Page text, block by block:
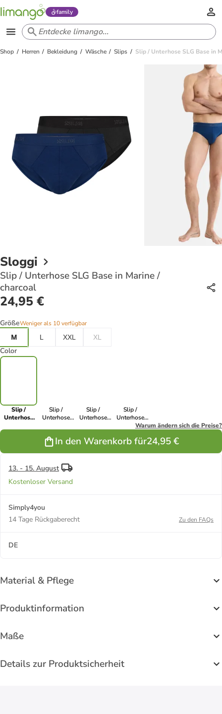
family
Shop Herren Bekleidung Wäsche Slips Slip / Unterhose SLG Base in
Sloggi
Slip / Unterhose SLG Base in Marine /
charcoal
24,95 €
GrößeWeniger als 10 verfügbar
M
L XXL XL
Color
Slip /
Unterhose
Slip /
Unterhose
Slip /
Unterhose
shiver
Slip /
Unterhose
SLG Base inWarum ändern sich die Preise?
In den Warenkorb für24,95 €
13. - 15. August
Kostenloser Versand
Simply4you
14 Tage Rückgaberecht
Zu den FAQs
DE
Material & Pflege
Produktinformation
Maße
Details zur Produktsicherheit